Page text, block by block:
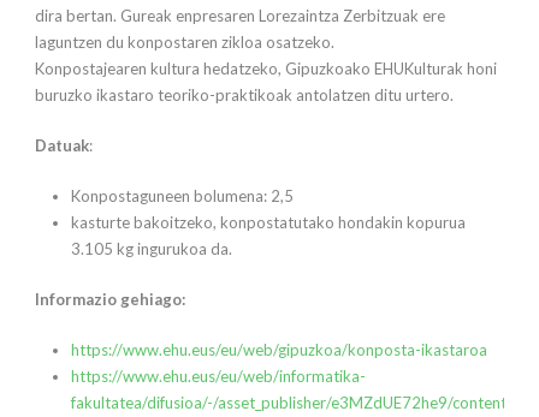
dira bertan. Gureak enpresaren Lorezaintza Zerbitzuak ere
laguntzen du konpostaren zikloa osatzeko.
Konpostajearen kultura hedatzeko, Gipuzkoako EHUKulturak honi
buruzko ikastaro teoriko-praktikoak antolatzen ditu urtero.
Datuak:
Konpostaguneen bolumena: 2,5
kasturte bakoitzeko, konpostatutako hondakin kopurua
3.105 kg ingurukoa da.
Informazio gehiago:
https://www.ehu.eus/eu/web/gipuzkoa/konposta-ikastaroa
https://www.ehu.eus/eu/web/informatika-
fakultatea/difusioa/-/asset_publisher/e3MZdUE72he9/content/